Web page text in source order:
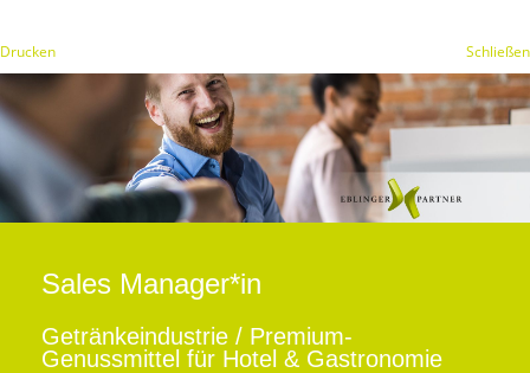
Drucken Schließen
Sales Manager*in
Getränkeindustrie / Premium-
Genussmittel für Hotel & Gastronomie